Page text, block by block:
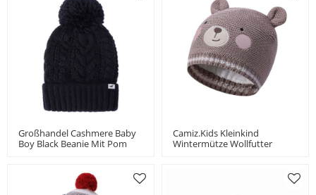
Großhandel Cashmere Baby
Boy Black Beanie Mit Pom
Camiz.kids Kleinkind
Wintermütze Wollfutter